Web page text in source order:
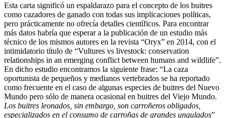
Esta carta significó un espaldarazo para el concepto de los buitres
como cazadores de ganado con todas sus implicaciones políticas,
pero prácticamente no ofrecía detalles científicos. Para encontrar
más datos habría que esperar a la publicación de un estudio más
técnico de los mismos autores en la revista “Oryx” en 2014, con el
intimidatorio título de “Vultures vs livestock: conservation
relationships in an emerging conflict between humans and wildlife”.
En dicho estudio encontramos la siguiente frase: “La caza
oportunista de pequeños y medianos vertebrados se ha reportado
como frecuente en el caso de algunas especies de buitres del Nuevo
Mundo pero sólo de manera ocasional en buitres del Viejo Mundo.
Los buitres leonados, sin embargo, son carroñeros obligados,
especializados en el consumo de carroñas de grandes ungulados”